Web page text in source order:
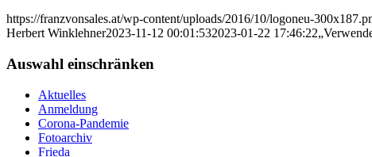
https://franzvonsales.at/wp-content/uploads/2016/10/logoneu-
Herbert Winklehner2023-11-12 00:01:532023-01-22 17:46:22
Auswahl einschränken
Aktuelles
Anmeldung
Corona-Pandemie
Fotoarchiv
Frieda